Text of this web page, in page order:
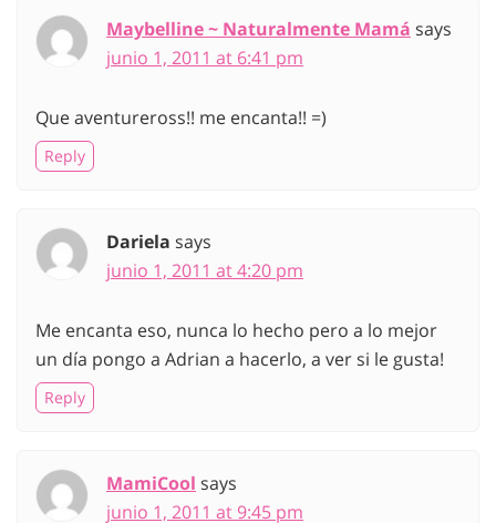
Maybelline ~ Naturalmente Mamá says
junio 1, 2011 at 6:41 pm
Que aventureross!! me encanta!! =)
Reply
Dariela says
junio 1, 2011 at 4:20 pm
Me encanta eso, nunca lo hecho pero a lo mejor
un día pongo a Adrian a hacerlo, a ver si le gusta!
Reply
MamiCool says
junio 1, 2011 at 9:45 pm